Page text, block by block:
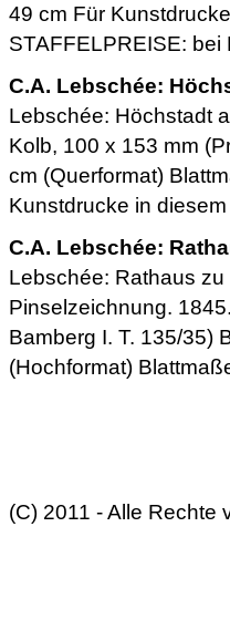
49 cm Für
STAFFELPREISE: bei
C.A. Lebschée:
Lebschée: Höchstadt
Kolb, 100 x 153 mm
cm (Querformat)
Kunstdrucke in
C.A. Lebschée:
Lebschée: Rathaus
Pinselzeichnung.
Bamberg I. T. 135/35)
(Hochformat)
(C) 2011 - Alle Rechte